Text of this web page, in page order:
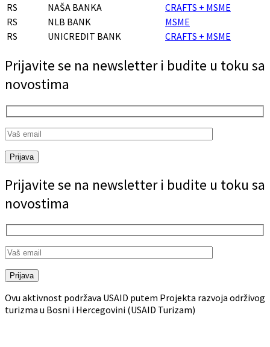
RS
NAŠA BANKA
CRAFTS + MSME
RS
NLB BANK
MSME
RS
UNICREDIT BANK CRAFTS + MSME
Prijavite se na newsletter i budite u toku sa
novostima
Prijava
Prijavite se na newsletter i budite u toku sa
novostima
Prijava
Ovu aktivnost podržava USAID putem Projekta razvoja održivog
turizma u Bosni i Hercegovini (USAID Turizam)